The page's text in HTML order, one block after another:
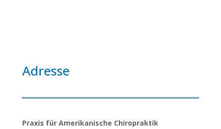
Adresse
Praxis für Amerikanische Chiropraktik